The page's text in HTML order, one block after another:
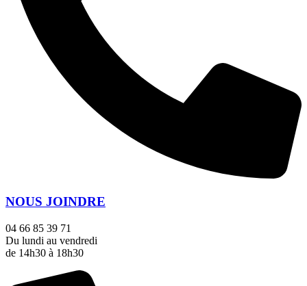
NOUS JOINDRE
04 66 85 39 71
Du lundi au vendredi
de 14h30 à 18h30